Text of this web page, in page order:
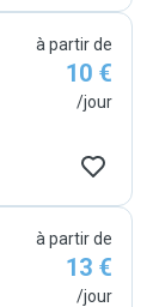
à partir de
10 €
/jour
à partir de
13 €
/jour